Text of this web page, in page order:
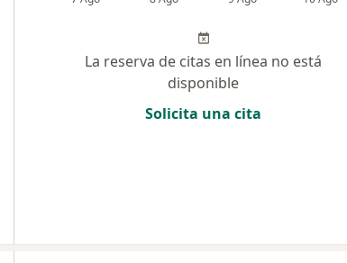
La reserva de citas en línea no está
disponible
Solicita una cita